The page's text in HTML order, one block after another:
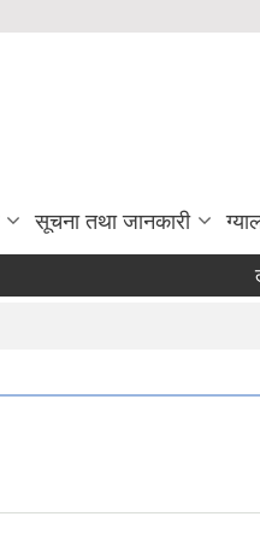
सूचना तथा जानकारी